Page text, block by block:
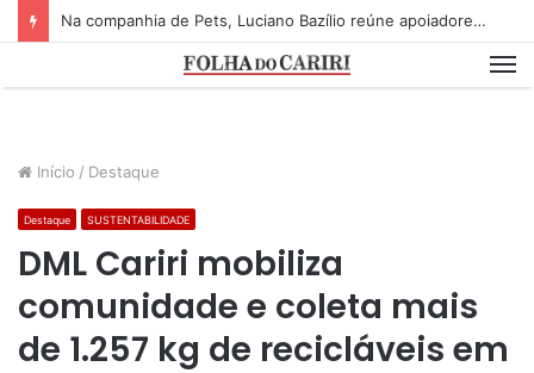
Na companhia de Pets, Luciano Bazílio reúne apoiadores e lideranças em lançamento de pré-candidatura a deputado estadual
Início / Destaque
Destaque SUSTENTABILIDADE
DML Cariri mobiliza
comunidade e coleta mais
de 1.257 kg de recicláveis em